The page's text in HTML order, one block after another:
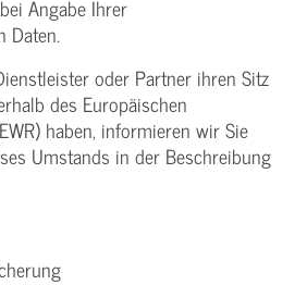
Angabe Ihrer
Daten.
oder Partner ihren Sitz
des Europäischen
haben, informieren wir Sie
Umstands in der Beschreibung